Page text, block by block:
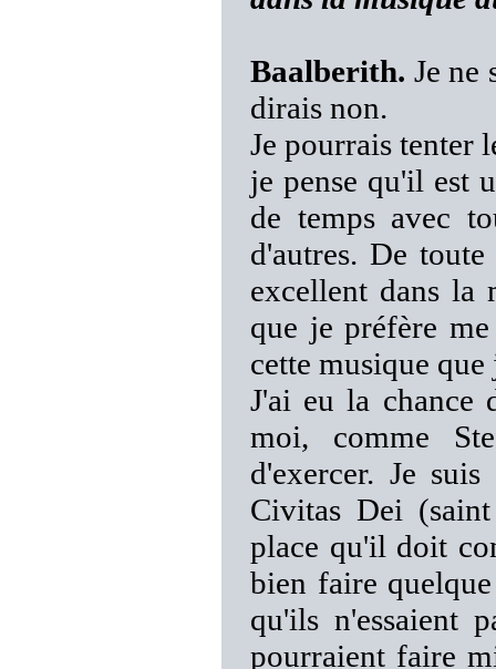
Baalberith. Je ne
dirais non.
Je pourrais tenter
je pense qu'il est
de temps avec
d'autres. De
excellent dans la
que je préfère
cette musique
J'ai eu la chance
moi, comme
d'exercer. Je
Civitas Dei
place qu'il doit
bien faire
qu'ils n'essaient
pourraient faire